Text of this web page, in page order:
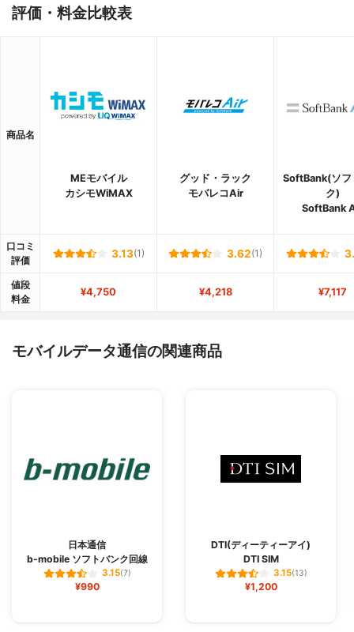
評価・料金比較表
商品名
MEモバイル
カシモWiMAX
グッド・ラック
モバレコAir
SoftBank(ソフ
ク)
SoftBank
口コミ
評価
3.13(1) 3.62(1)
値段
料金
¥4,750 ¥4,218 ¥7,117
モバイルデータ通信の関連商品
日本通信
b-mobile ソフトバンク回線
3.15(7)
¥990
DTI(ディーティーアイ)
DTI SIM
3.15(13)
¥1,200